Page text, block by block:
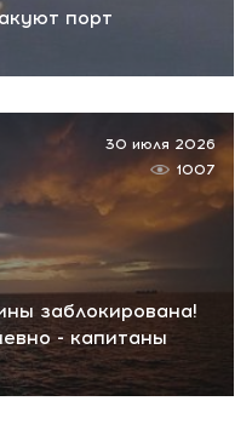
порт
заблокирована!
- капитаны
30 июля 2026
1007